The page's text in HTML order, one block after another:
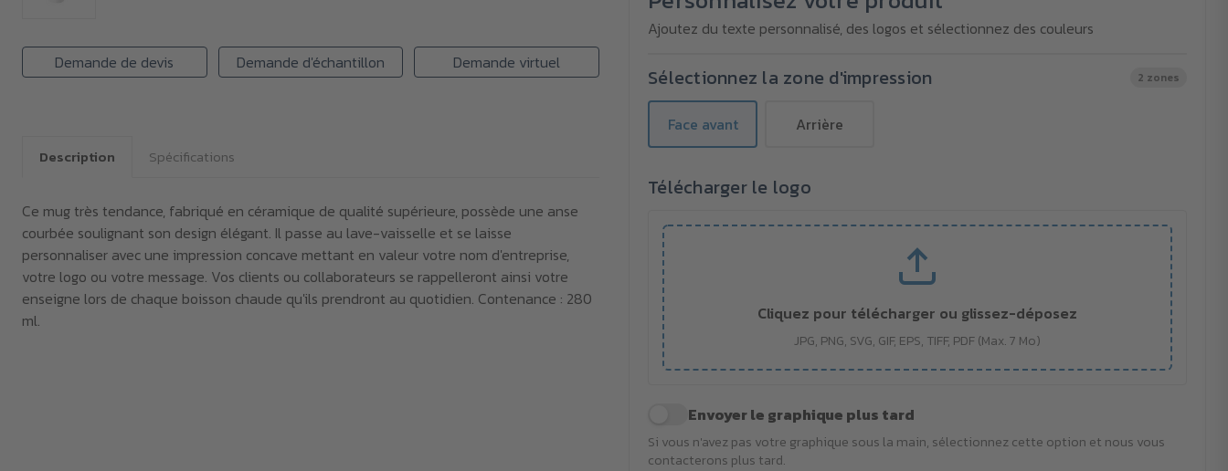
Demande de devis Demande d'échantillon Demande virtuel
céramique
FRESH
280
céramique
FRESH
280
Ajoutez du texte personnalisé, des logos et sélectionnez des couleurs
Sélectionnez la zone d'impression 2 zones
Face avant Arrière
Télécharger le logo
Cliquez pour télécharger ou glissez-déposez
JPG, PNG, SVG, GIF, EPS, TIFF, PDF (Max. 7 Mo)
Envoyer le graphique plus tard
Si vous n'avez pas votre graphique sous la main, sélectionnez cette option et nous vous
contacterons plus tard.
Description Spécifications
Ce mug très tendance, fabriqué en céramique de qualité supérieure, possède une anse
courbée soulignant son design élégant. Il passe au lave-vaisselle et se laisse
personnaliser avec une impression concave mettant en valeur votre nom d'entreprise,
votre logo ou votre message. Vos clients ou collaborateurs se rappelleront ainsi votre
enseigne lors de chaque boisson chaude qu'ils prendront au quotidien. Contenance : 280
ml.